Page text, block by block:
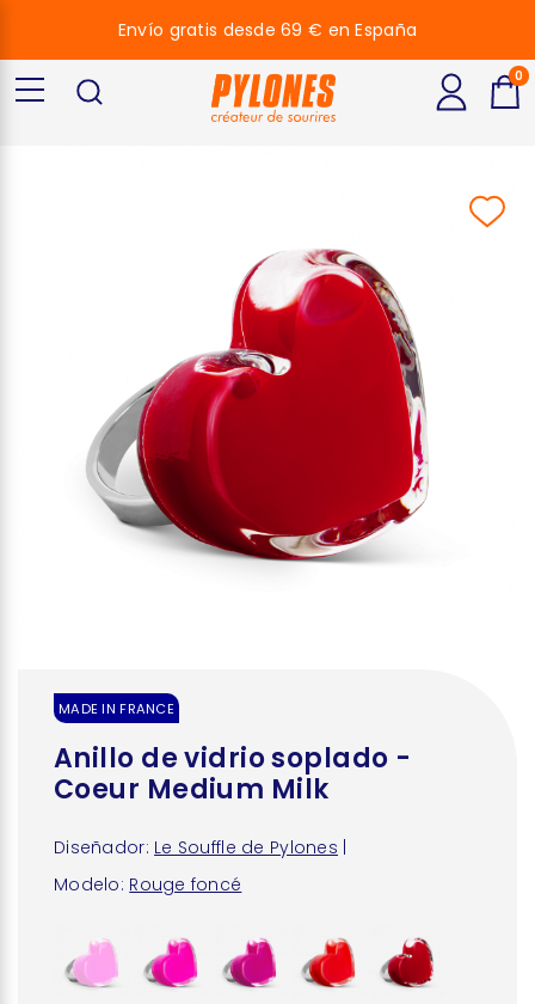
MADE IN FRANCE
Anillo de vidrio soplado -
Coeur Medium Milk
Diseñador: Le Souffle de Pylones
Modelo: Rouge foncé
Envío gratis desde 69 € en España
0